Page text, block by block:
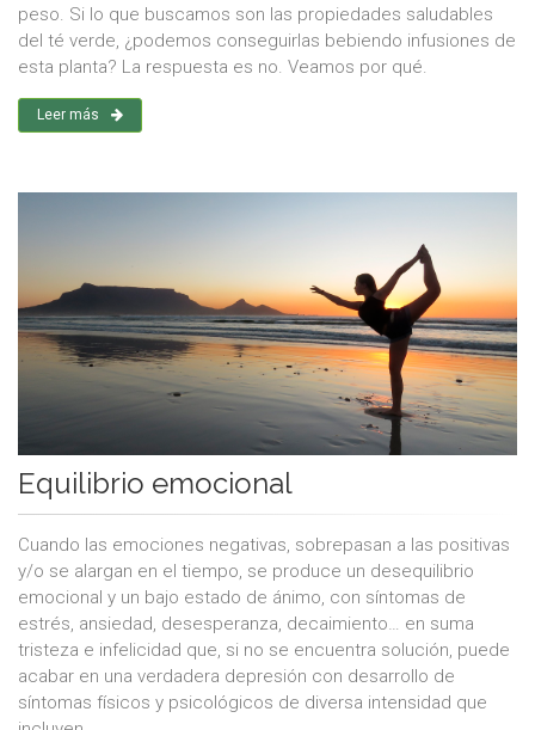
peso. Si lo que buscamos son las propiedades saludables
del té verde, ¿podemos conseguirlas bebiendo infusiones de
esta planta? La respuesta es no. Veamos por qué.
Leer más
Equilibrio emocional
Cuando las emociones negativas, sobrepasan a las positivas
y/o se alargan en el tiempo, se produce un desequilibrio
emocional y un bajo estado de ánimo, con síntomas de
estrés, ansiedad, desesperanza, decaimiento… en suma
tristeza e infelicidad que, si no se encuentra solución, puede
acabar en una verdadera depresión con desarrollo de
síntomas físicos y psicológicos de diversa intensidad que